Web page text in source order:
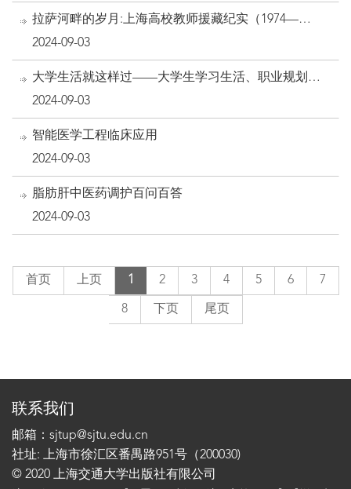
拉萨河畔的岁月:上海高校教师援藏纪实（1974—
1980）
2024-09-03
大学生活就这样过——大学生学习生活、职业规划、
优质就业一本通
2024-09-03
智能医学工程临床应用
2024-09-03
脂肪肝中医药调护百问百答
2024-09-03
首页 上页 1 2 3 4 5 6 7
8 下页 尾页
联系我们
邮箱：sjtup@sjtu.edu.cn
社址: 上海市徐汇区番禺路951号（200030)
© 2020 上海交通大学出版社有限公司